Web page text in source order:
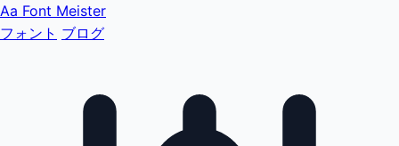
Aa Font Meister
フォント ブログ